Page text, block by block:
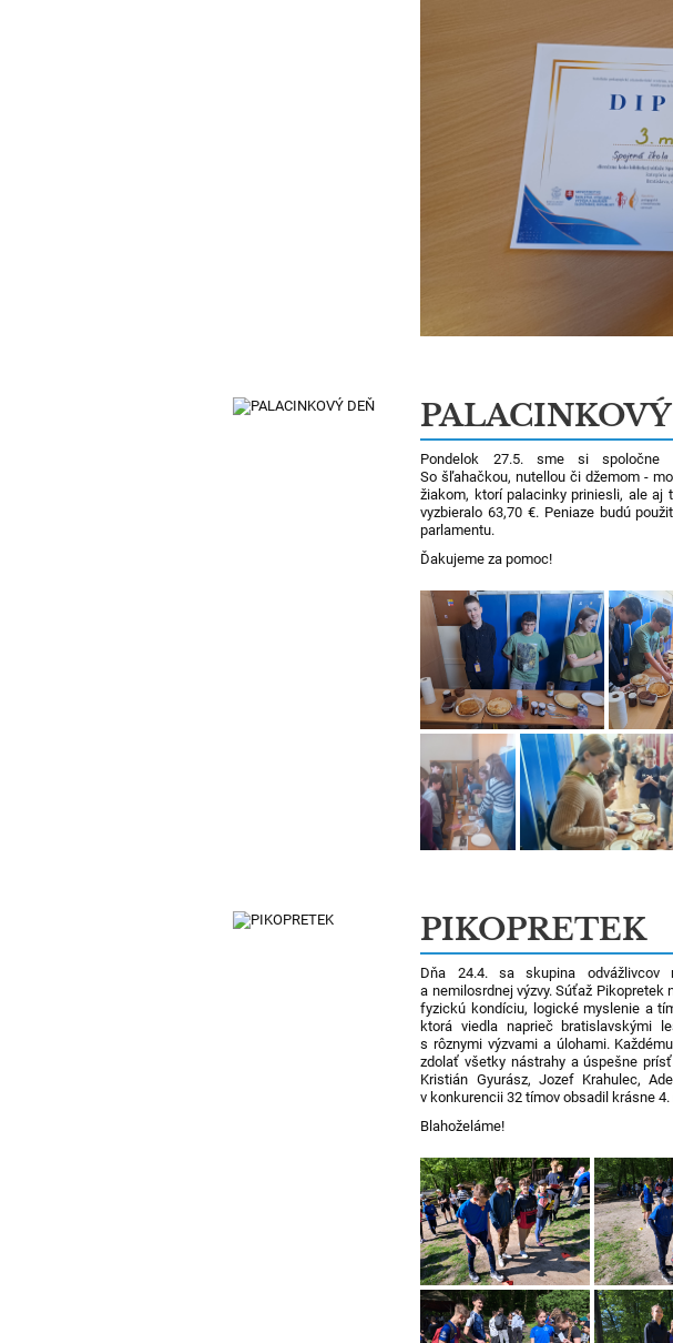
Pondelok 27.5. sme si spoločne
So šľahačkou, nutellou či džemom -
žiakom, ktorí palacinky priniesli, ale aj
vyzbieralo 63,70 €. Peniaze budú
parlamentu.
Ďakujeme za pomoc!
PIKOPRETEK
Dňa 24.4. sa skupina odvážlivcov
a nemilosrdnej výzvy. Súťaž Pikopretek
fyzickú kondíciu, logické myslenie a
ktorá viedla naprieč bratislavskými
s rôznymi výzvami a úlohami.
zdolať všetky nástrahy a úspešne
Kristián Gyurász, Jozef Krahulec,
v konkurencii 32 tímov obsadil krásne
Blahoželáme!